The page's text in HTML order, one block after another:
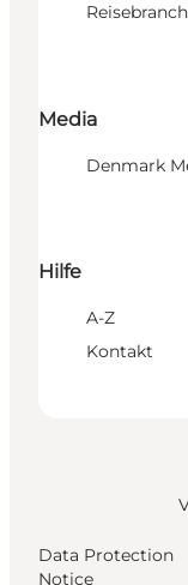
Media
Denmark
Hilfe
A-Z
Kontakt
Data Protection
Notice